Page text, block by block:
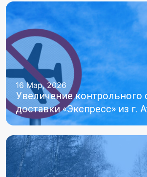
16 Мар, 2026
Увеличение контрольного
доставки «Экспресс» из г.